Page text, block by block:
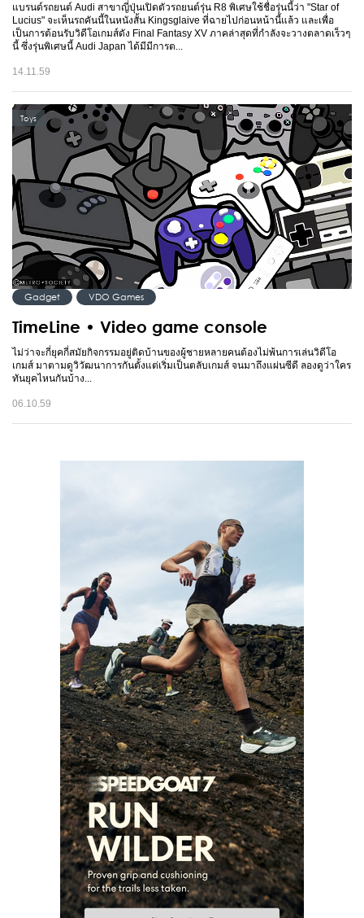
แบรนด์รถยนต์ Audi สาขาญี่ปุ่นเปิดตัวรถยนต์รุ่น R8 พิเศษใช้ชื่อรุ่นนี้ว่า "Star of
Lucius" จะเห็นรถคันนี้ในหนังสั้น Kingsglaive ที่ฉายไปก่อนหน้านี้แล้ว และเพื่อ
เป็นการต้อนรับวิดีโอเกมส์ดัง Final Fantasy XV ภาคล่าสุดที่กำลังจะวางตลาดเร็วๆ
นี้ ซึ่งรุ่นพิเศษนี้ Audi Japan ได้มีมีการต...
14.11.59
Toys
Gadget VDO Games
TimeLine • Video game console
ไม่ว่าจะกี่ยุคกี่สมัยกิจกรรมอยู่ติดบ้านของผู้ชายหลายคนต้องไม่พ้นการเล่นวิดีโอ
เกมส์ มาตามดูวิวัฒนาการกันตั้งแต่เริ่มเป็นตลับเกมส์ จนมาถึงแผ่นซีดี ลองดูว่าใคร
ทันยุคไหนกันบ้าง...
06.10.59